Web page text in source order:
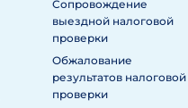
Сопровождение
выездной налоговой
проверки
Обжалование
результатов налоговой
проверки